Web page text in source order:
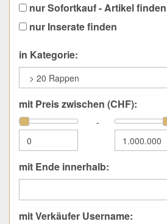
nur Sofortkauf - Artikel finden
nur Inserate finden
in Kategorie:
mit Preis zwischen (CHF):
-
mit Ende innerhalb:
mit Verkäufer Username: